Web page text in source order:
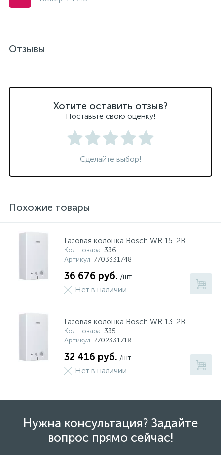
Отзывы
Хотите оставить отзыв?
Поставьте свою оценку!
Сделайте выбор!
Похожие товары
Газовая колонка Bosch WR 15-2B
Код товара: 336
Артикул: 7703331748
36 676 руб. /шт
Нет в наличии
Газовая колонка Bosch WR 13-2B
Код товара: 335
Артикул: 7702331718
32 416 руб. /шт
Нет в наличии
Нужна консультация? Задайте
вопрос прямо сейчас!